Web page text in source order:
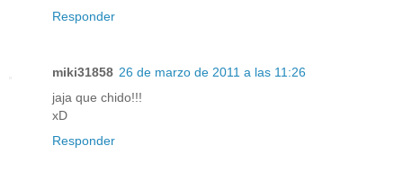
Responder
miki31858 26 de marzo de 2011 a las 11:26
jaja que chido!!!
xD
Responder